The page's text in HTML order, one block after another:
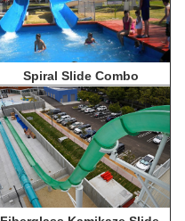
Spiral Slide Combo